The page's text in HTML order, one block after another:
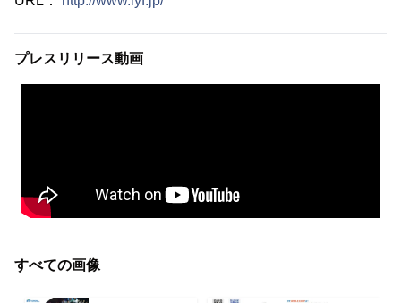
プレスリリース動画
すべての画像